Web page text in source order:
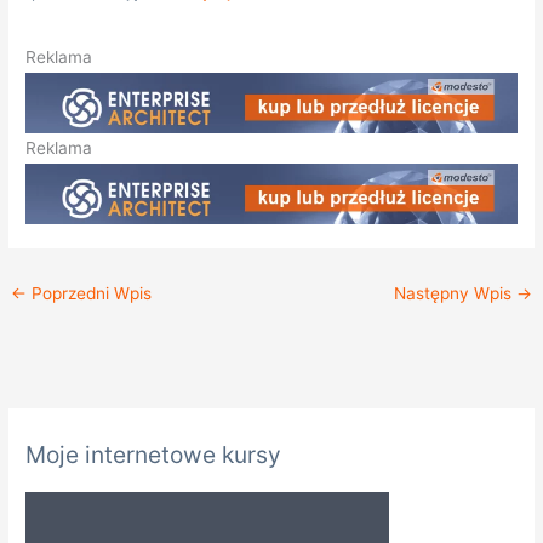
Reklama
Reklama
← Poprzedni Wpis Następny Wpis →
Moje internetowe kursy
a
t